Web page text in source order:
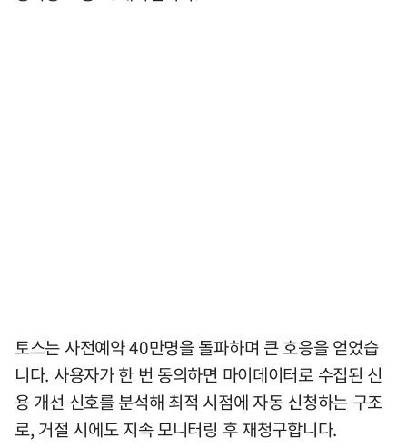
토스는 사전예약 40만명을 돌파하며 큰 호응을 얻었습
니다. 사용자가 한 번 동의하면 마이데이터로 수집된 신
용 개선 신호를 분석해 최적 시점에 자동 신청하는 구조
로, 거절 시에도 지속 모니터링 후 재청구합니다.